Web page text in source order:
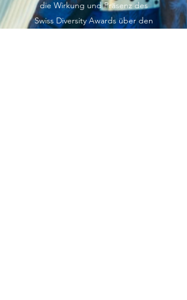
die Wirkung und Präsenz des
Swiss Diversity Awards über den